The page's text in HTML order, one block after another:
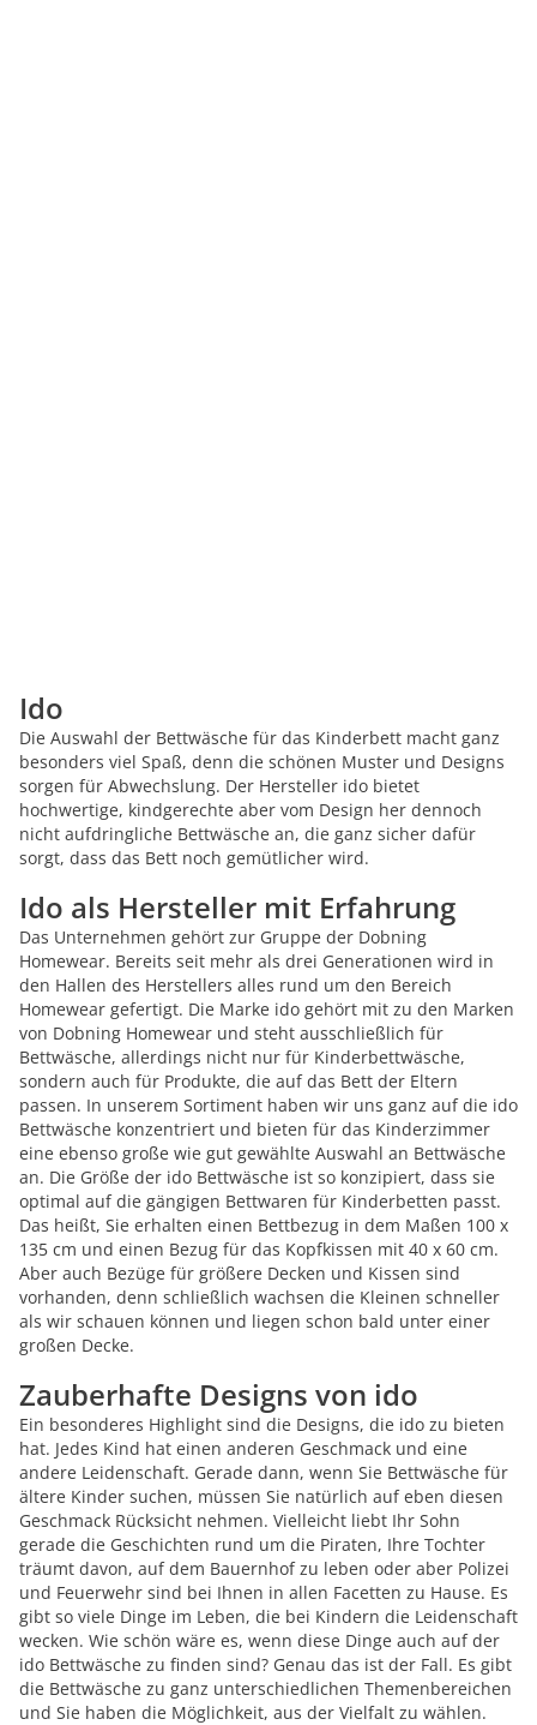
Ido
Die Auswahl der Bettwäsche für das Kinderbett macht ganz
besonders viel Spaß, denn die schönen Muster und Designs
sorgen für Abwechslung. Der Hersteller ido bietet
hochwertige, kindgerechte aber vom Design her dennoch
nicht aufdringliche Bettwäsche an, die ganz sicher dafür
sorgt, dass das Bett noch gemütlicher wird.
Ido als Hersteller mit Erfahrung
Das Unternehmen gehört zur Gruppe der Dobning
Homewear. Bereits seit mehr als drei Generationen wird in
den Hallen des Herstellers alles rund um den Bereich
Homewear gefertigt. Die Marke ido gehört mit zu den Marken
von Dobning Homewear und steht ausschließlich für
Bettwäsche, allerdings nicht nur für Kinderbettwäsche,
sondern auch für Produkte, die auf das Bett der Eltern
passen. In unserem Sortiment haben wir uns ganz auf die ido
Bettwäsche konzentriert und bieten für das Kinderzimmer
eine ebenso große wie gut gewählte Auswahl an Bettwäsche
an. Die Größe der ido Bettwäsche ist so konzipiert, dass sie
optimal auf die gängigen Bettwaren für Kinderbetten passt.
Das heißt, Sie erhalten einen Bettbezug in dem Maßen 100 x
135 cm und einen Bezug für das Kopfkissen mit 40 x 60 cm.
Aber auch Bezüge für größere Decken und Kissen sind
vorhanden, denn schließlich wachsen die Kleinen schneller
als wir schauen können und liegen schon bald unter einer
großen Decke.
Zauberhafte Designs von ido
Ein besonderes Highlight sind die Designs, die ido zu bieten
hat. Jedes Kind hat einen anderen Geschmack und eine
andere Leidenschaft. Gerade dann, wenn Sie Bettwäsche für
ältere Kinder suchen, müssen Sie natürlich auf eben diesen
Geschmack Rücksicht nehmen. Vielleicht liebt Ihr Sohn
gerade die Geschichten rund um die Piraten, Ihre Tochter
träumt davon, auf dem Bauernhof zu leben oder aber Polizei
und Feuerwehr sind bei Ihnen in allen Facetten zu Hause. Es
gibt so viele Dinge im Leben, die bei Kindern die Leidenschaft
wecken. Wie schön wäre es, wenn diese Dinge auch auf der
ido Bettwäsche zu finden sind? Genau das ist der Fall. Es gibt
die Bettwäsche zu ganz unterschiedlichen Themenbereichen
und Sie haben die Möglichkeit, aus der Vielfalt zu wählen.